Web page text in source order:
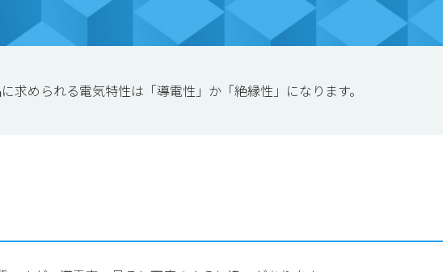
求められる電気特性は「導電性」か「絶縁性」になります。